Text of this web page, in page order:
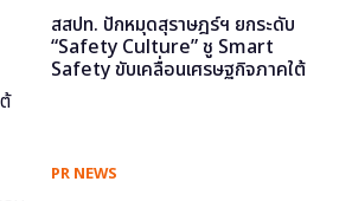
สสปท. ปักหมุดสุราษฎร์ฯ ยกระดับ
“Safety Culture” ชู Smart
Safety ขับเคลื่อนเศรษฐกิจภาคใต้
PR NEWS